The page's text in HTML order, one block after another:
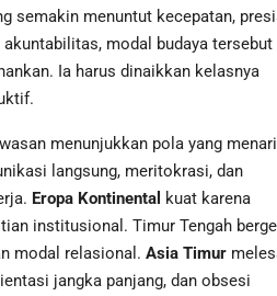
semakin menuntut kecepatan,
modal budaya tersebut
Ia harus dinaikkan kelasnya
menunjukkan pola yang
langsung, meritokrasi, dan
Eropa Kontinental kuat karena
institusional. Timur Tengah
modal relasional. Asia Timur
jangka panjang, dan obsesi